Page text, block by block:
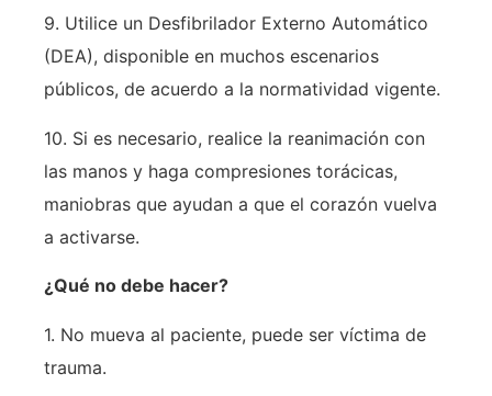
9. Utilice un Desfibrilador Externo Automático
(DEA), disponible en muchos escenarios
públicos, de acuerdo a la normatividad vigente.
10. Si es necesario, realice la reanimación con
las manos y haga compresiones torácicas,
maniobras que ayudan a que el corazón vuelva
a activarse.
¿Qué no debe hacer?
1. No mueva al paciente, puede ser víctima de
trauma.